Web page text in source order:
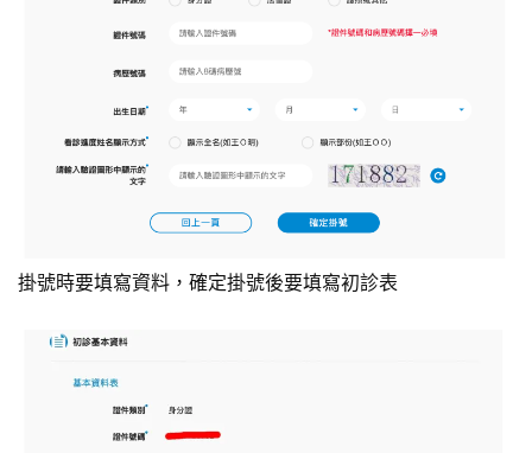
掛號時要填寫資料，確定掛號後要填寫初診表